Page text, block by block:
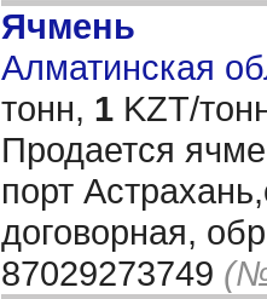
Ячмень
Алматинская
тонн, 1 KZT/
Продается
порт
договорная,
87029273749